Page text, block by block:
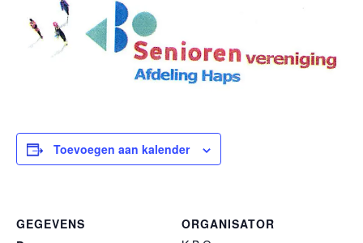
Toevoegen aan kalender
GEGEVENS
ORGANISATOR